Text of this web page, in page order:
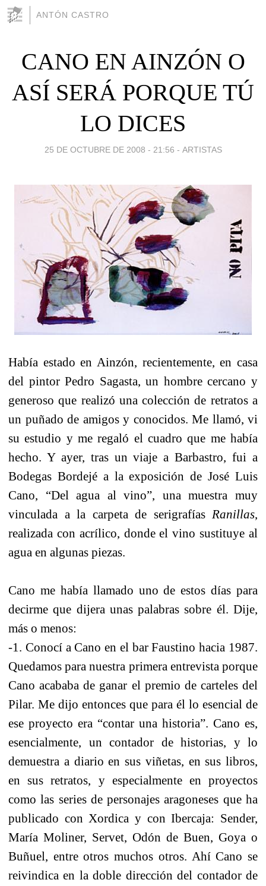
ANTÓN CASTRO
CANO EN AINZÓN O
ASÍ SERÁ PORQUE TÚ
LO DICES
25 DE OCTUBRE DE 2008 - 21:56 - ARTISTAS
Había estado en Ainzón, recientemente, en casa
del pintor Pedro Sagasta, un hombre cercano y
generoso que realizó una colección de retratos a
un puñado de amigos y conocidos. Me llamó, vi
su estudio y me regaló el cuadro que me había
hecho. Y ayer, tras un viaje a Barbastro, fui a
Bodegas Bordejé a la exposición de José Luis
Cano, “Del agua al vino”, una muestra muy
vinculada a la carpeta de serigrafías Ranillas,
realizada con acrílico, donde el vino sustituye al
agua en algunas piezas.
Cano me había llamado uno de estos días para
decirme que dijera unas palabras sobre él. Dije,
más o menos:
-1. Conocí a Cano en el bar Faustino hacia 1987.
Quedamos para nuestra primera entrevista porque
Cano acababa de ganar el premio de carteles del
Pilar. Me dijo entonces que para él lo esencial de
ese proyecto era “contar una historia”. Cano es,
esencialmente, un contador de historias, y lo
demuestra a diario en sus viñetas, en sus libros,
en sus retratos, y especialmente en proyectos
como las series de personajes aragoneses que ha
publicado con Xordica y con Ibercaja: Sender,
María Moliner, Servet, Odón de Buen, Goya o
Buñuel, entre otros muchos otros. Ahí Cano se
reivindica en la doble dirección del contador de